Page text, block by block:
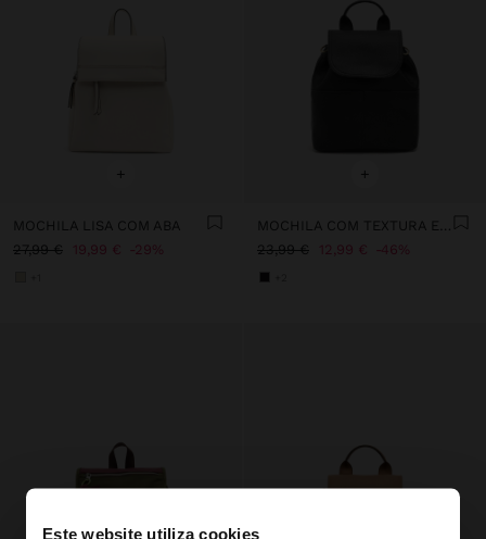
Este website utiliza cookies
+
MOCHILA LISA COM ABA
27,99 €
19,99 € 29%
+
23,99 €
12,99 € 46%